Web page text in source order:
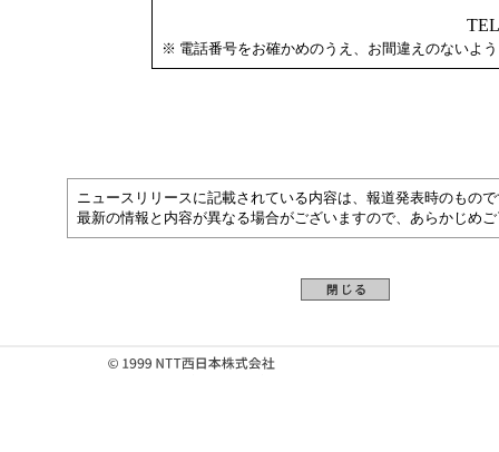
※ 電話番号をお確かめのうえ、お間違えのないよ
ニュースリリースに記載されている内容は、報道発表時のもの
最新の情報と内容が異なる場合がございますので、あらかじめ